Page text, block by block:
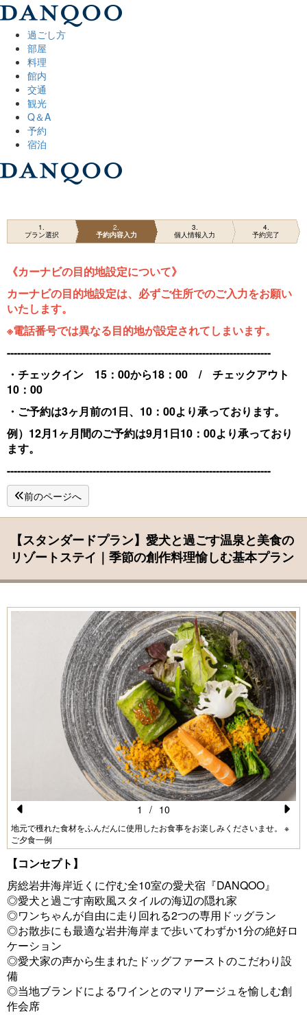
過ごし方
部屋
料理
館内
交通
観光
Q＆A
予約
宿泊
1
プラン選択
2
予約内容入力
3
個人情報入力
4
予約完了
《カーナビの目的地設定について》
カーナビの目的地設定は、必ずご住所でのご入力をお願い
いたします。
※電話番号では異なる目的地が設定されてしまいます。
-----------------------------------------------------------------------------
・チェックイン 15：00から18：00 / チェックアウト
10：00
・ご予約は3ヶ月前の1日、10：00より承っております。
例）12月1ヶ月間のご予約は9月1日10：00より承っており
ます。
-----------------------------------------------------------------------------
前のページへ
【スタンダードプラン】愛犬と過ごす温泉と美食の
リゾートステイ｜季節の創作料理愉しむ基本プラン
Pr
e
vi
o
u
s
地元で穫れた食材をふんだんに使用したお食事をお楽しみくださいませ。 ※
ご夕食一例
N
e
1 / 10
【コンセプト】
房総岩井海岸近くに佇む全10室の愛犬宿『DANQOO』
◎愛犬と過ごす南欧風スタイルの海辺の隠れ家
◎ワンちゃんが自由に走り回れる2つの専用ドッグラン
◎お散歩にも最適な岩井海岸まで歩いてわずか1分の絶好ロ
ケーション
◎愛犬家の声から生まれたドッグファーストのこだわり設
備
◎当地ブランドによるワインとのマリアージュを愉しむ創
作会席